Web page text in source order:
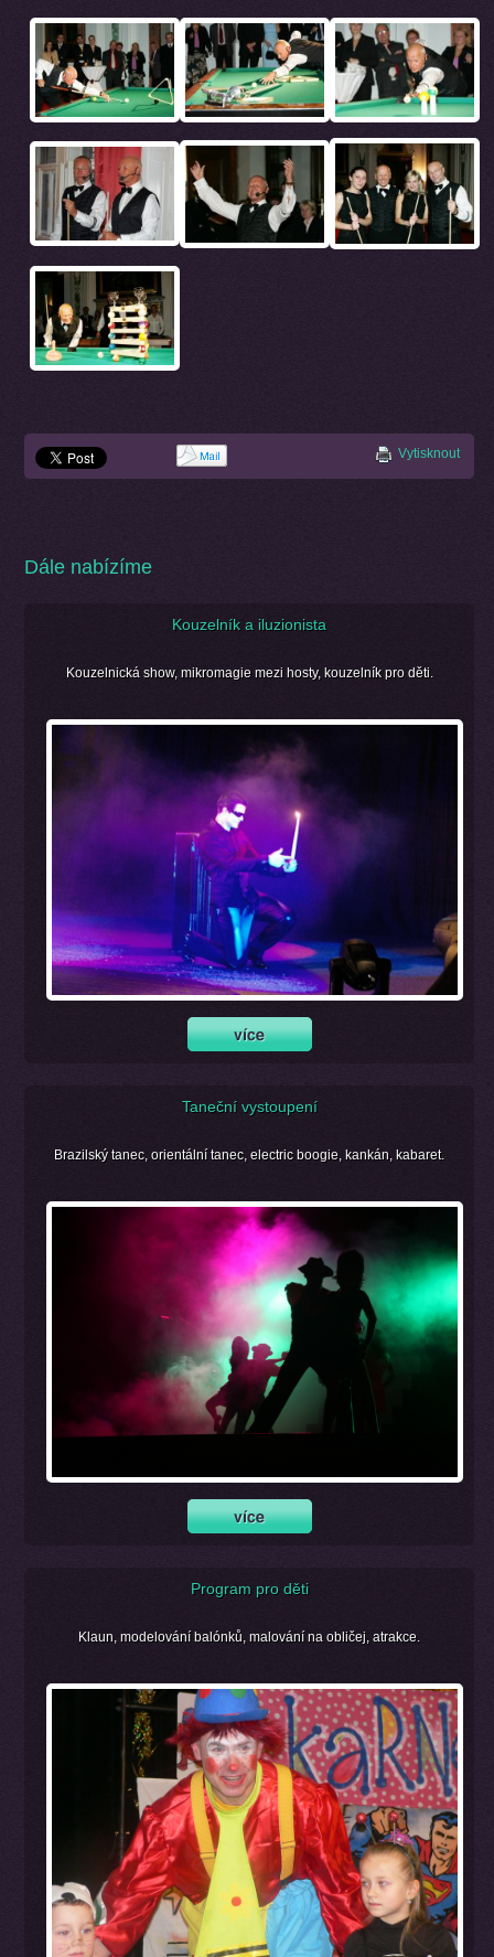
Vytisknout
Dále nabízíme
Kouzelník a iluzionista
Kouzelnická show, mikromagie mezi hosty, kouzelník pro děti.
Taneční vystoupení
Brazilský tanec, orientální tanec, electric boogie, kankán, kabaret.
Program pro děti
Klaun, modelování balónků, malování na obličej, atrakce.